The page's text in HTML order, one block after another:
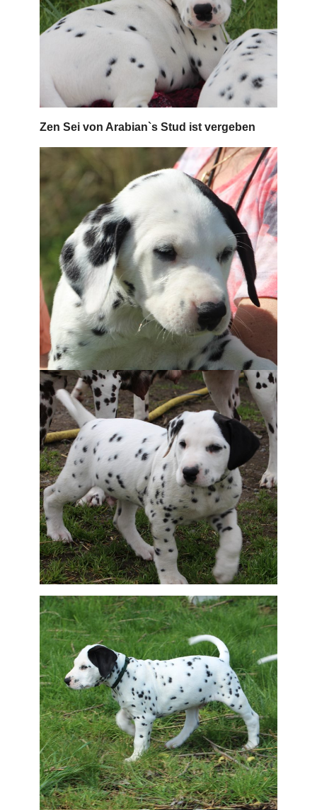
Zen Sei von Arabian`s Stud ist vergeben